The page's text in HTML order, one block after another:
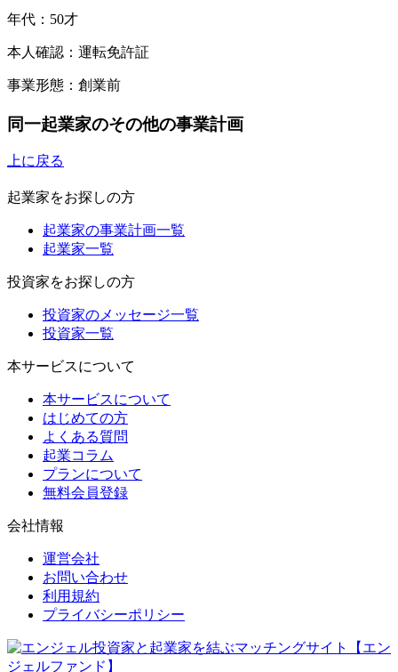
年代：50才
本人確認：運転免許証
事業形態：創業前
同一起業家のその他の事業計画
上に戻る
起業家をお探しの方
起業家の事業計画一覧
起業家一覧
投資家をお探しの方
投資家のメッセージ一覧
投資家一覧
本サービスについて
本サービスについて
はじめての方
よくある質問
起業コラム
プランについて
無料会員登録
会社情報
運営会社
お問い合わせ
利用規約
プライバシーポリシー